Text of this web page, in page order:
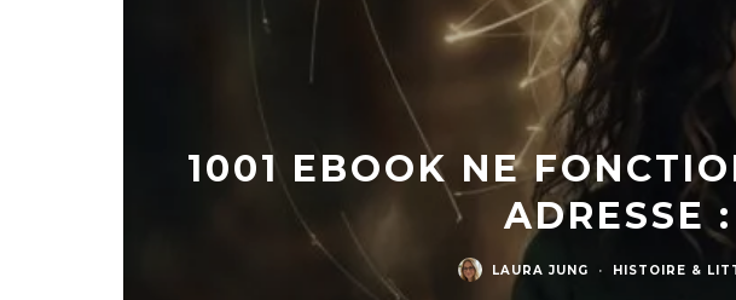
1001 EBOOK NE
ADRESSE
LAURA JUNG · HISTOIRE &